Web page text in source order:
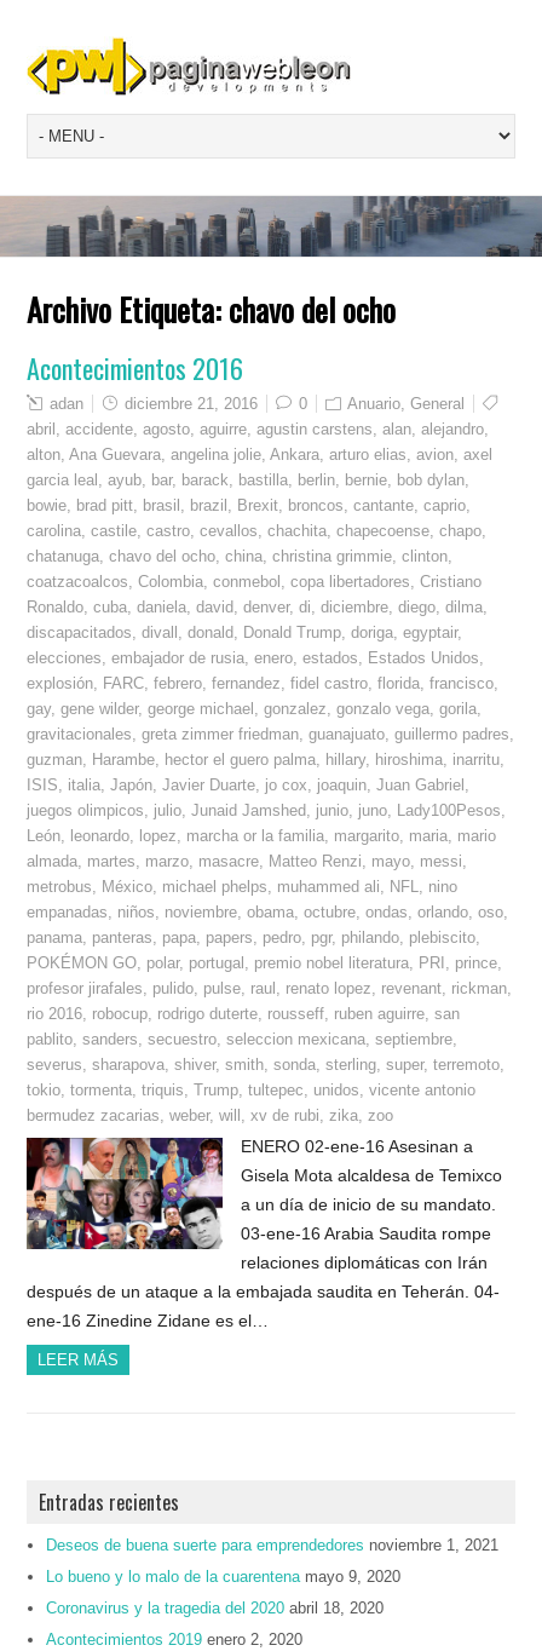
Archivo Etiqueta:chavo del ocho
Acontecimientos 2016
adan diciembre 21, 2016 0 Anuario ,General
abril
,accidente ,agosto ,aguirre ,agustin carstens ,alan ,alejandro
alton ,Ana Guevara ,angelina jolie ,Ankara ,arturo elias ,avion ,axel
garcia leal
,ayub bar, barack bastilla berlin bernie bob dylan
bowie
brad pitt brasil brazil Brexit broncos ,cantante ,caprio
carolina ,castile ,castro ,cevallos ,chachita ,chapecoense ,chapo
chatanuga ,chavo del ocho ,china ,christina grimmie ,clinton
coatzacoalcos ,Colombia ,conmebol ,copa libertadores ,Cristiano
Ronaldo ,cuba ,daniela ,david ,denver,di ,diciembre ,diego ,dilma
discapacitados ,divall ,donald Donald Trump ,doriga ,egyptair,
elecciones ,embajador de rusia ,enero ,estados Estados Unidos
explosión
FARC ,febrero ,fernandez ,fidel castro ,florida ,francisco
gay,gene wilder,george michael ,gonzalez ,gonzalo vega ,gorila
gravitacionales ,greta zimmer friedman ,guanajuato ,guillermo padres
guzman
Harambe hector el guero palma hillary, hiroshima inarritu
ISIS
italia ,Japón ,Javier Duarte jo cox joaquin ,Juan Gabriel
juegos olimpicos
julio ,Junaid Jamshed junio juno Lady100Pesos
León
leonardo lopez marcha or la familia margarito maria mario
almada martes marzo masacre Matteo Renzi mayo messi
metrobus
México michael phelps muhammed ali NFL
nino
empanadas
niños noviembre ,obama ,octubre ,ondas ,orlando ,oso
panama panteras papa papers pedro pgr, philando plebiscito
POKÉMON GO polar, portugal premio nobel literatura PRI prince
profesor jirafales
pulido pulse raul renato lopez revenant rickman
rio 2016 robocup rodrigo duterte rousseff ruben aguirre ,san
pablito ,sanders ,secuestro ,seleccion mexicana ,septiembre
severus ,sharapova ,shiver,smith ,sonda ,sterling ,super,terremoto
tokio ,tormenta ,triquis ,Trump ,tultepec unidos ,vicente antonio
bermudez zacarias ,weber,will ,xv de rubi zika zoo
ENERO 02-ene-16 Asesinan a
Gisela Mota alcaldesa de Temixco
a un día de inicio de su mandato.
03-ene-16 Arabia Saudita rompe
relaciones diplomáticas con Irán
después de un ataque a la embajada saudita en Teherán. 04-
ene-16 Zinedine Zidane es el…
LEER MÁS
Entradas recientes
Deseos de buena suerte para emprendedores noviembre 1, 2021
Lo bueno y lo malo de la cuarentena mayo 9, 2020
Coronavirus y la tragedia del 2020 abril 18, 2020
Acontecimientos 2019 enero 2, 2020